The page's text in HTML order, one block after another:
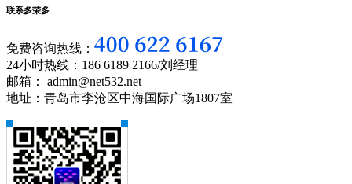
联系多荣多
免费咨询热线：
24小时热线：186 6189 2166/刘经理
邮箱： admin@net532.net
地址：青岛市李沧区中海国际广场1807室